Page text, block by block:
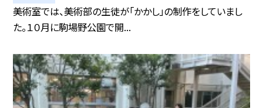
美術室では、美術部の生徒が「かかし」の制作をしていまし
た。１０月に駒場野公園で開...